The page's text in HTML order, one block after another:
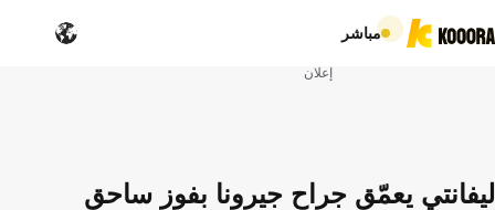
مباشر
إعلان
ليفانتي يعمّق جراح جيرونا بفوز ساحق